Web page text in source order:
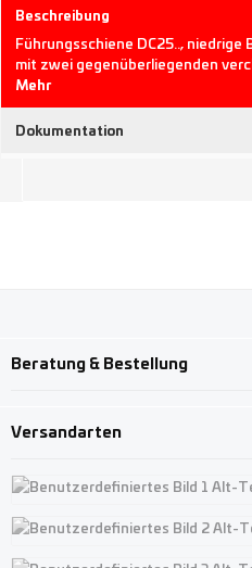
Beschreibung
Führungsschiene DC25..,
mit zwei gegenüberliegenden
Mehr
Dokumentation
Beratung & Bestellung
Versandarten
Benutzerdefiniertes Bild 1
Benutzerdefiniertes Bild 2